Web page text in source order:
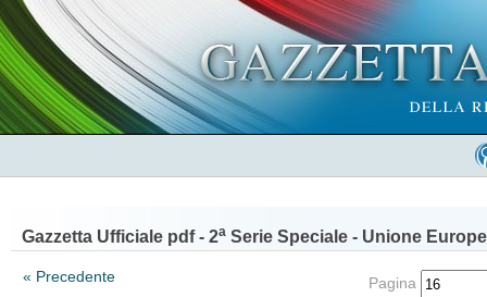
Gazzetta Ufficiale pdf - 2a Serie Speciale - Unione
« Precedente Pagina